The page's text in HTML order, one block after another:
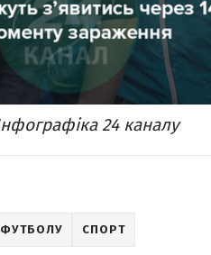
24 каналу
ФУТБОЛУ СПОРТ